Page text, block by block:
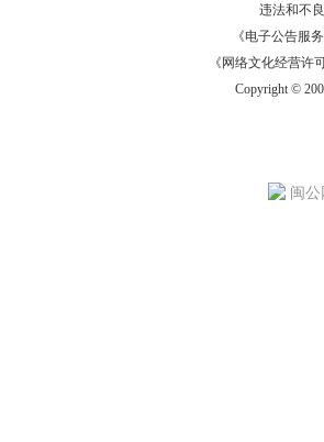
违法和不
《电子公告服务
《网络文化经营许
Copyright ©
闽公